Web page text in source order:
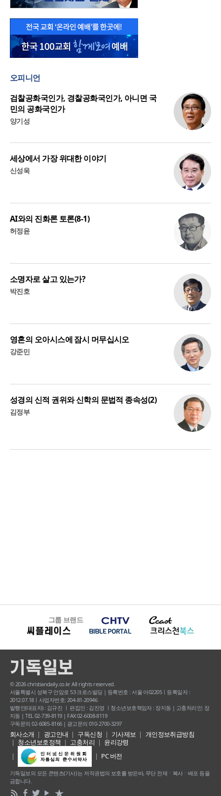
오피니언
검찰공화국인가, 경찰공화국인가, 아니면 국
민의 공화국인가
양기성
세상에서 가장 위대한 이야기
신성욱
AI와의 진화론 토론(8-1)
허정윤
소명자로 살고 있는가?
박진호
영혼의 오아시스에 잠시 머무십시오
강준민
성경의 신적 권위와 신학의 문법적 종속성(2)
김정부
그룹 브랜드
© 2026 christiandaily.co.kr All rights reserved.
서울특별시 성북구 안암로 53 크로스빌딩 | 등록번호 : 서울 아02205ㅣ등록일자 :
2012.07.18ㅣ사업자번호: 204-81-20946
발행인(대표자) : 김규진 ㅣ 편집인 : 김진영 ㅣ청소년보호책임자 : 장지동 | 고충처리인: 장
지동 | TEL 02-739-8119 | FAX 02-6008-8119
구독문의 02-6085-8166 | 광고문의 010-2700-3297
회사소개 광고안내 구독신청 기사제보
개인정보취급방침
청소년보호정책
고충처리
윤리강령
PC 버전
기독일보의 모든 콘텐츠(기사) 는 저작권법의 보호를 받은바, 무단 전재ㆍ복사ㆍ배포 등을
금합니다.